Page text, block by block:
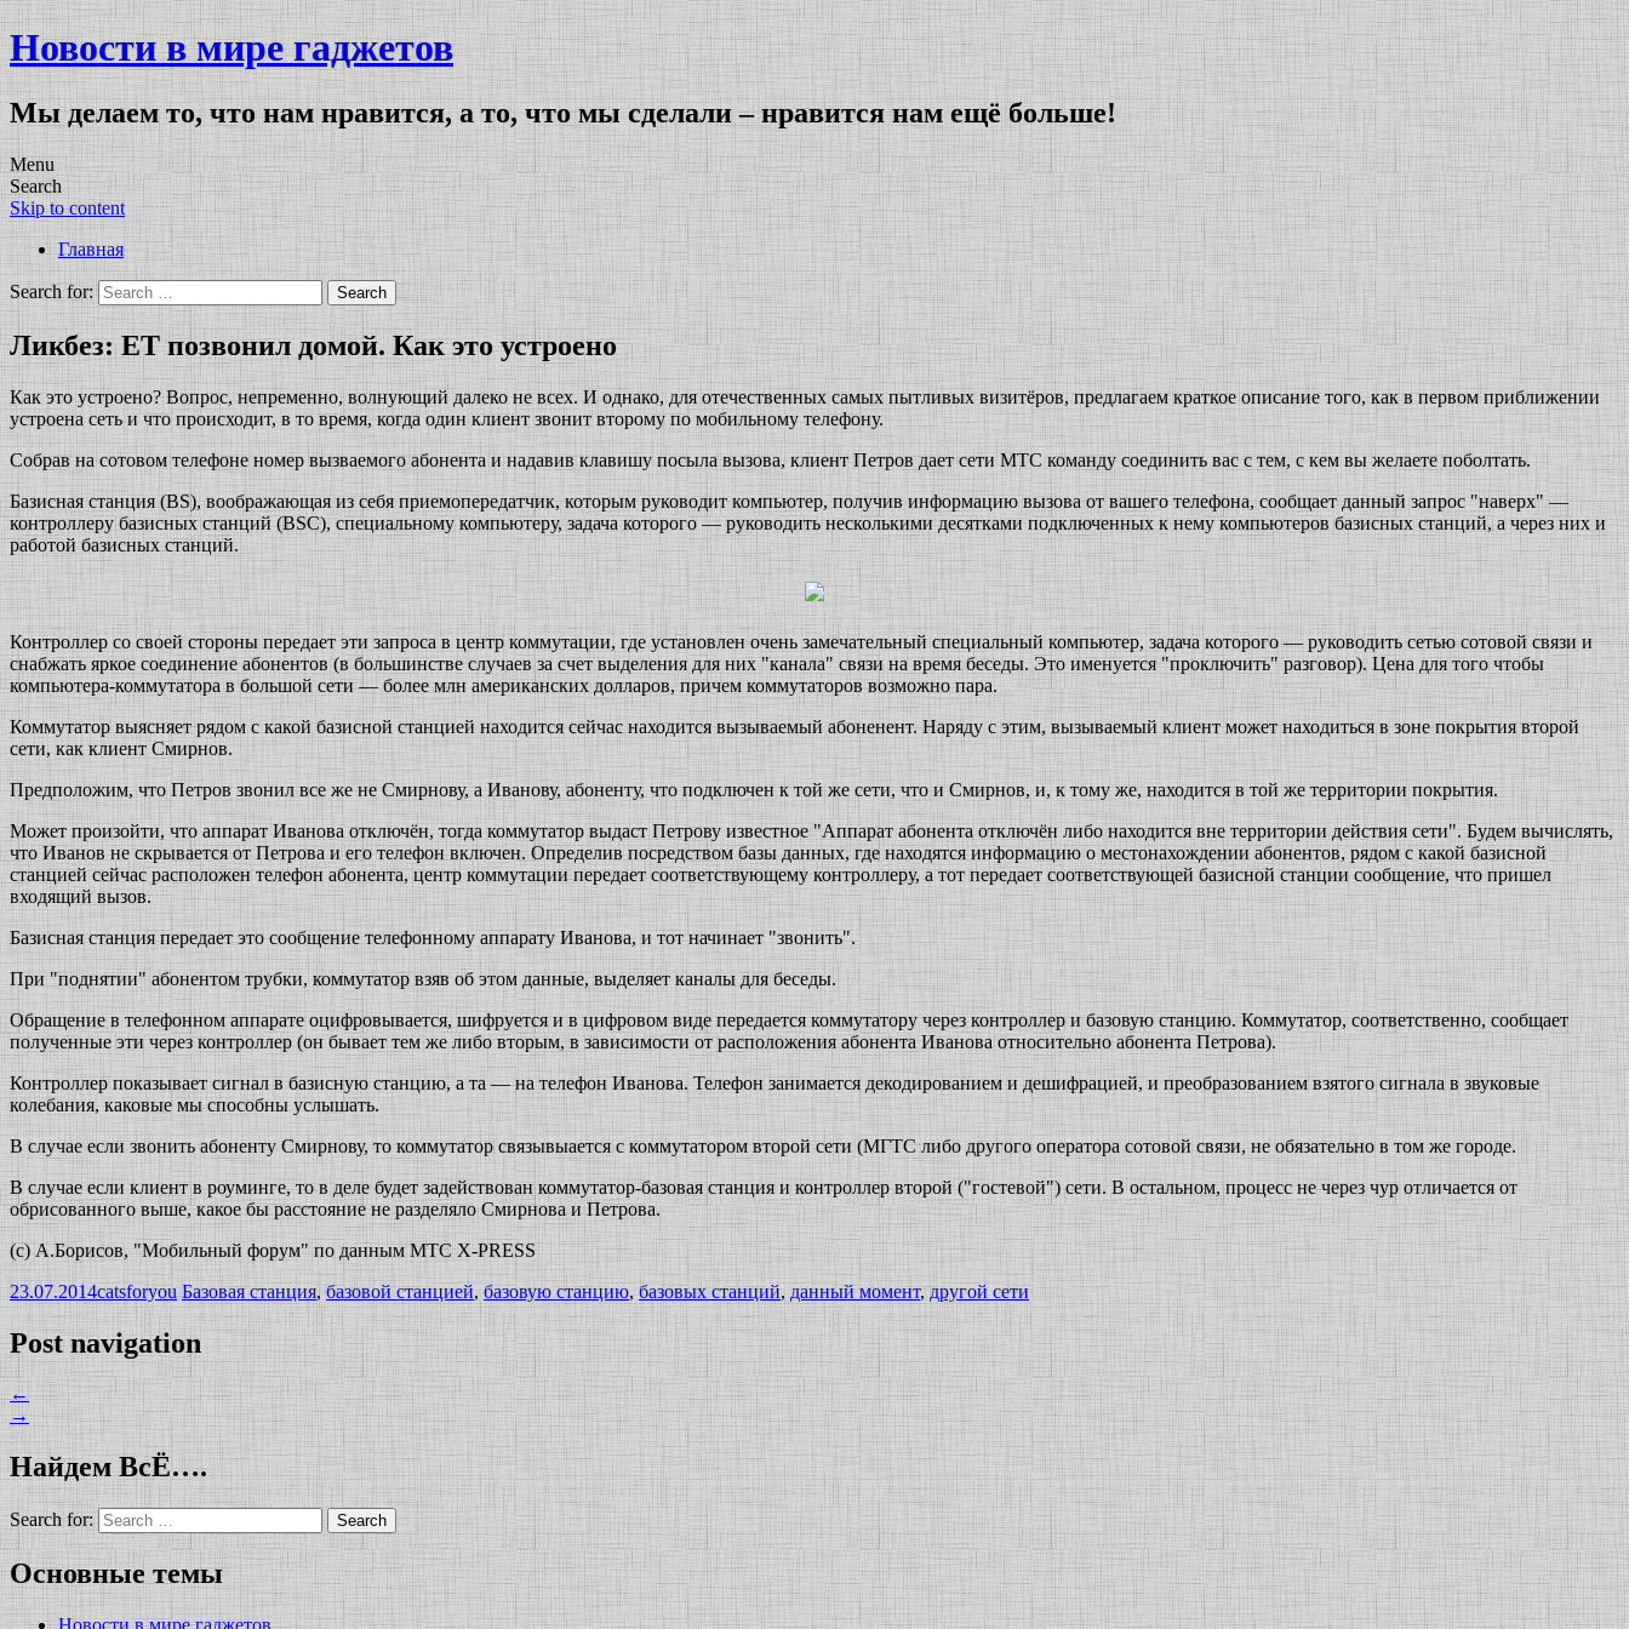
Новости в мире гаджетов
Мы делаем то, что нам нравится, а то, что мы сделали – нравится нам ещё больше!
Menu
Search
Skip to content
Главная
Search for:
Ликбез: ET позвонил домой. Как это устроено
Как это устроено? Вопрос, непременно, волнующий далеко не всех. И однако, для отечественных самых пытливых визитёров, предлагаем краткое описание того, как в первом приближении
устроена сеть и что происходит, в то время, когда один клиент звонит второму по мобильному телефону.
Собрав на сотовом телефоне номер вызваемого абонента и надавив клавишу посыла вызова, клиент Петров дает сети МТС команду соединить вас с тем, с кем вы желаете поболтать.
Базисная станция (BS), воображающая из себя приемопередатчик, которым руководит компьютер, получив информацию вызова от вашего телефона, сообщает данный запрос "наверх" —
контроллеру базисных станций (BSC), специальному компьютеру, задача которого — руководить несколькими десятками подключенных к нему компьютеров базисных станций, а через них и
работой базисных станций.
Контроллер со своей стороны передает эти запроса в центр коммутации, где установлен очень замечательный специальный компьютер, задача которого — руководить сетью сотовой связи и
снабжать яркое соединение абонентов (в большинстве случаев за счет выделения для них "канала" связи на время беседы. Это именуется "проключить" разговор). Цена для того чтобы
компьютера-коммутатора в большой сети — более млн американских долларов, причем коммутаторов возможно пара.
Коммутатор выясняет рядом с какой базисной станцией находится сейчас находится вызываемый абоненент. Наряду с этим, вызываемый клиент может находиться в зоне покрытия второй
сети, как клиент Смирнов.
Предположим, что Петров звонил все же не Смирнову, а Иванову, абоненту, что подключен к той же сети, что и Смирнов, и, к тому же, находится в той же территории покрытия.
Может произойти, что аппарат Иванова отключён, тогда коммутатор выдаст Петрову известное "Аппарат абонента отключён либо находится вне территории действия сети". Будем вычислять,
что Иванов не скрывается от Петрова и его телефон включен. Определив посредством базы данных, где находятся информацию о местонахождении абонентов, рядом с какой базисной
станцией сейчас расположен телефон абонента, центр коммутации передает соответствующему контроллеру, а тот передает соответствующей базисной станции сообщение, что пришел
входящий вызов.
Базисная станция передает это сообщение телефонному аппарату Иванова, и тот начинает "звонить".
При "поднятии" абонентом трубки, коммутатор взяв об этом данные, выделяет каналы для беседы.
Обращение в телефонном аппарате оцифровывается, шифруется и в цифровом виде передается коммутатору через контроллер и базовую станцию. Коммутатор, соответственно, сообщает
полученные эти через контроллер (он бывает тем же либо вторым, в зависимости от расположения абонента Иванова относительно абонента Петрова).
Контроллер показывает сигнал в базисную станцию, а та — на телефон Иванова. Телефон занимается декодированием и дешифрацией, и преобразованием взятого сигнала в звуковые
колебания, каковые мы способны услышать.
В случае если звонить абоненту Смирнову, то коммутатор связывыается с коммутатором второй сети (МГТС либо другого оператора сотовой связи, не обязательно в том же городе.
В случае если клиент в роуминге, то в деле будет задействован коммутатор-базовая станция и контроллер второй ("гостевой") сети. В остальном, процесс не через чур отличается от
обрисованного выше, какое бы расстояние не разделяло Смирнова и Петрова.
(c) А.Борисов, "Мобильный форум" по данным МТС X-PRESS
23.07.2014catsforyou Базовая станция,базовой станцией, базовую станцию, базовых станций, данный момент,другой сети
Post navigation
←
→
Найдем ВсЁ….
Search for:
Основные темы
Новости в мире гаджетов